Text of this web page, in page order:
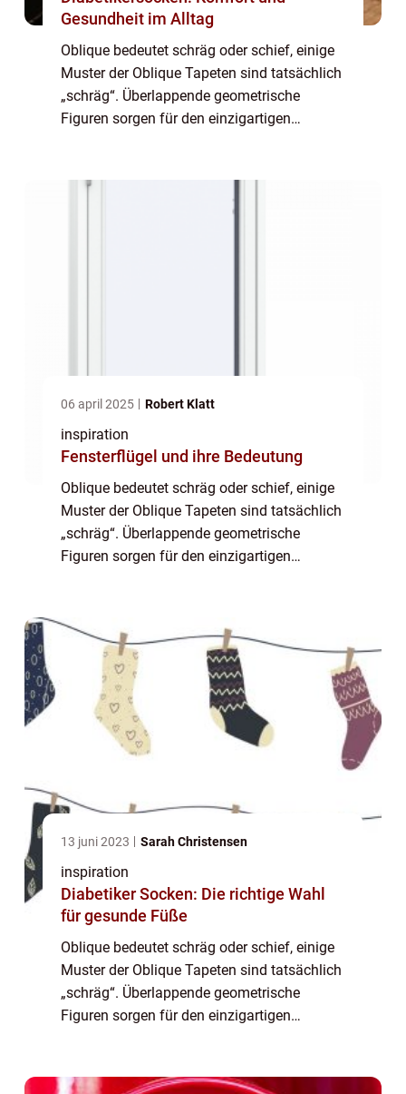
Gesundheit im Alltag
Oblique bedeutet schräg oder schief, einige
Muster der Oblique Tapeten sind tatsächlich
„schräg“. Überlappende geometrische
Figuren sorgen für den einzigartigen
Monochro...
06 april 2025 Robert Klatt
inspiration
Fensterflügel und ihre Bedeutung
Oblique bedeutet schräg oder schief, einige
Muster der Oblique Tapeten sind tatsächlich
„schräg“. Überlappende geometrische
Figuren sorgen für den einzigartigen
Monochro...
13 juni 2023 Sarah Christensen
inspiration
Diabetiker Socken: Die richtige Wahl
für gesunde Füße
Oblique bedeutet schräg oder schief, einige
Muster der Oblique Tapeten sind tatsächlich
„schräg“. Überlappende geometrische
Figuren sorgen für den einzigartigen
Monochro...